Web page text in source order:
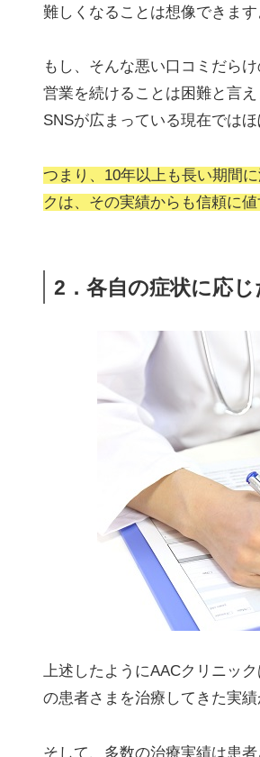
難しくなることは想像できます
もし、そんな悪い口コミだら
営業を続けることは困難と言
SNSが広まっている現在ではほ
つまり、10年以上も長い期間
クは、その実績からも信頼に
2．各自の症状に応
上述したようにAACクリニッ
の患者さまを治療してきた実
そして、多数の治療実績は患